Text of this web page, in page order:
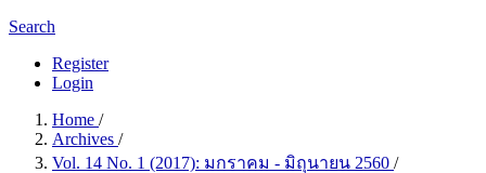
Search
Register
Login
Home /
Archives /
Vol. 14 No. 1 (2017): มกราคม - มิถุนายน 2560 /